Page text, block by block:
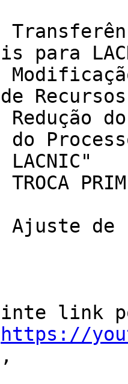
para
Redução
do
Ajuste de
link
https://